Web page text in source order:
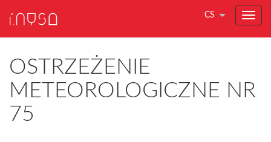
CS
OSTRZEŻENIE
METEOROLOGICZNE NR
75